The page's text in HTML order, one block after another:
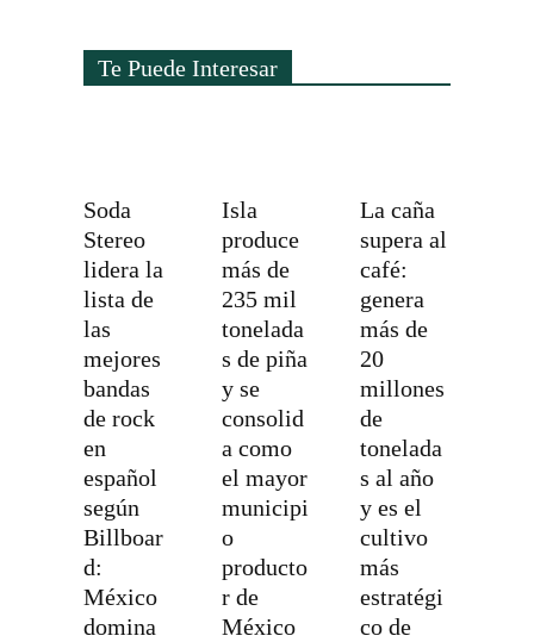
Te Puede Interesar
Soda
Stereo
lidera la
lista de
las
mejores
bandas
de rock
en
español
según
Billboar
d:
México
domina
Isla
produce
más de
235 mil
tonelada
s de piña
y se
consolid
a como
el mayor
municipi
o
producto
r de
México
La caña
supera al
café:
genera
más de
20
millones
de
tonelada
s al año
y es el
cultivo
más
estratégi
co de